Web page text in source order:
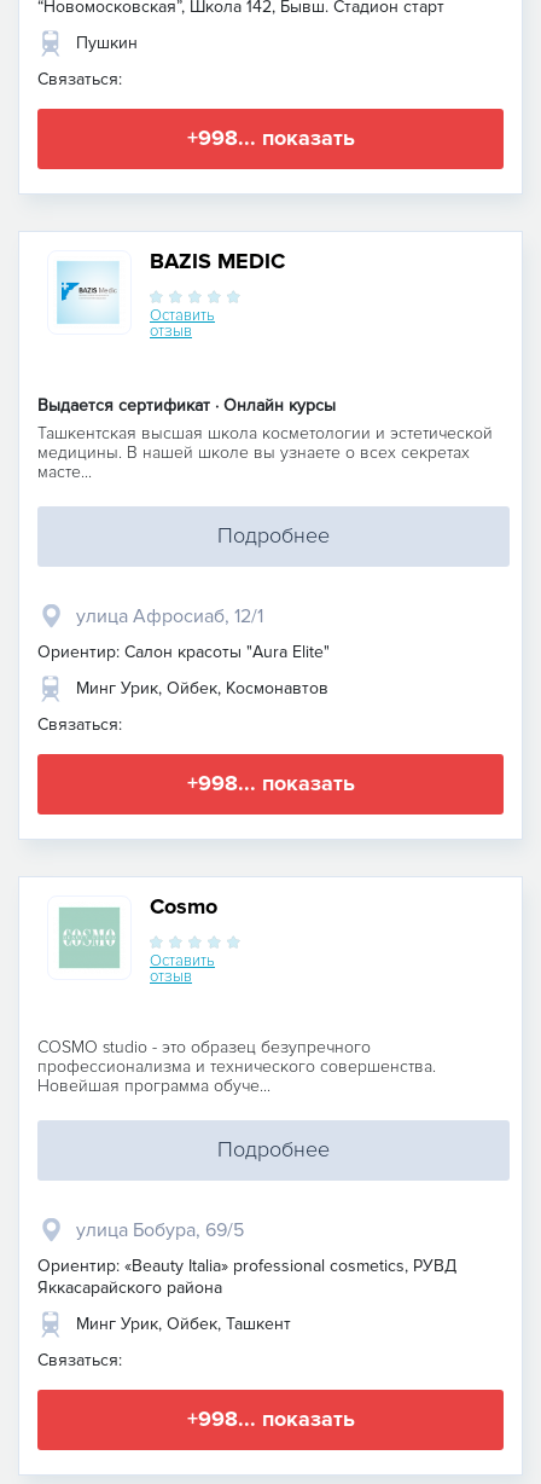
“Новомосковская”, Школа 142, Бывш. Стадион старт
Пушкин
Связаться:
+998... показать
BAZIS MEDIC
Оставить
отзыв
Выдается сертификат · Онлайн курсы
Ташкентская высшая школа косметологии и эстетической
медицины. В нашей школе вы узнаете о всех секретах
масте...
Подробнее
улица Афросиаб, 12/1
Ориентир: Салон красоты "Aura Elite"
Минг Урик, Ойбек, Космонавтов
Связаться:
+998... показать
Cosmo
Оставить
отзыв
COSMO studio - это образец безупречного
профессионализма и технического совершенства.
Новейшая программа обуче...
Подробнее
улица Бобура, 69/5
Ориентир: «Beauty Italia» professional cosmetics, РУВД
Яккасарайского района
Минг Урик, Ойбек, Ташкент
Связаться:
+998... показать